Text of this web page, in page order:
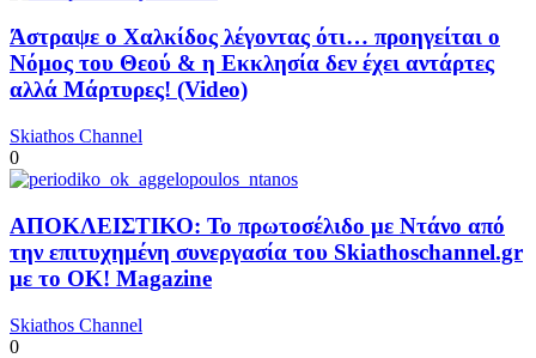
Άστραψε ο Χαλκίδος λέγοντας ότι… προηγείται ο
Νόμος του Θεού & η Εκκλησία δεν έχει αντάρτες
αλλά Μάρτυρες! (Video)
Skiathos Channel
0
ΑΠΟΚΛΕΙΣΤΙΚΟ: Το πρωτοσέλιδο με Ντάνο από
την επιτυχημένη συνεργασία του Skiathoschannel.gr
με το OK! Magazine
Skiathos Channel
0